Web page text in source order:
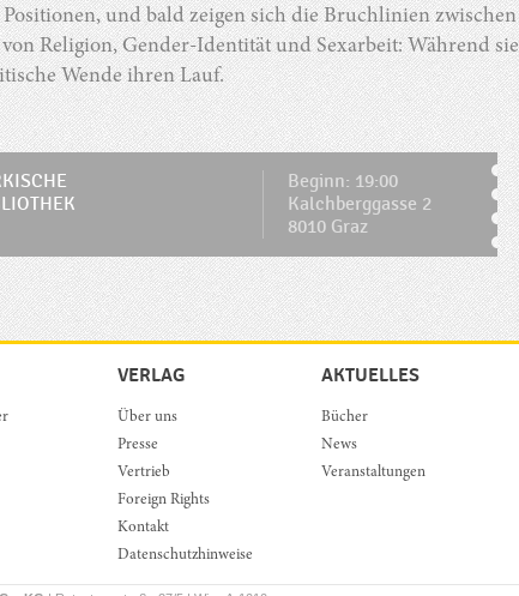
und bald zeigen sich die Bruchlinien
Religion, Gender-Identität und Sexarbeit: Während
Wende ihren Lauf.
Beginn: 19:00
Kalchberggasse 2
8010 Graz
VERLAG
Über uns
Presse
Vertrieb
Foreign Rights
Kontakt
Datenschutzhinweise
AKTUELLES
Bücher
News
Veranstaltungen